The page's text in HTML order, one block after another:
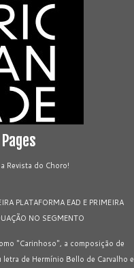
Revista do Choro!
PLATAFORMA EAD E PRIMEIRA
NO SEGMENTO
"Carinhoso", a composição de
de Hermínio Bello de Carvalho e